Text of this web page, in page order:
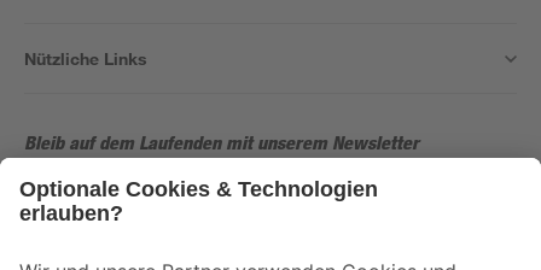
Nützliche Links
Bleib auf dem Laufenden mit unserem Newsletter
Der toom Newsletter: Keine Angebote und Aktionen mehr verpassen!